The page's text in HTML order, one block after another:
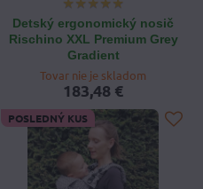
Detský ergonomický nosič
Rischino XXL Premium Grey
Gradient
Tovar nie je skladom
183,48 €
POSLEDNÝ KUS